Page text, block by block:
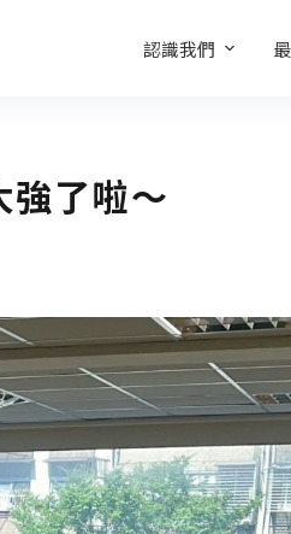
認識我們
了啦～